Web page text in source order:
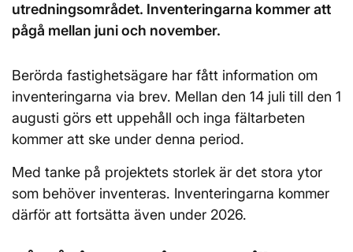
utredningsområdet. Inventeringarna kommer att
pågå mellan juni och november.
Berörda fastighetsägare har fått information om
inventeringarna via brev. Mellan den 14 juli till den 1
augusti görs ett uppehåll och inga fältarbeten
kommer att ske under denna period.
Med tanke på projektets storlek är det stora ytor
som behöver inventeras. Inventeringarna kommer
därför att fortsätta även under 2026.